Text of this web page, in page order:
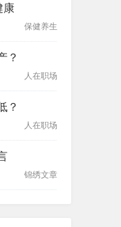
康
保健养生
？
人在职场
？
人在职场
锦绣文章